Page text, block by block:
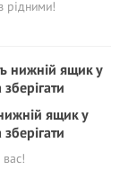
рідними!
ящик у